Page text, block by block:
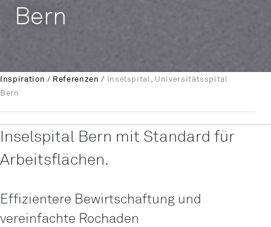
Bern
Inspiration / Referenzen / Inselspital, Universitätsspital
Bern
Inselspital Bern mit Standard für
Arbeitsflächen.
Effizientere Bewirtschaftung und
vereinfachte Rochaden